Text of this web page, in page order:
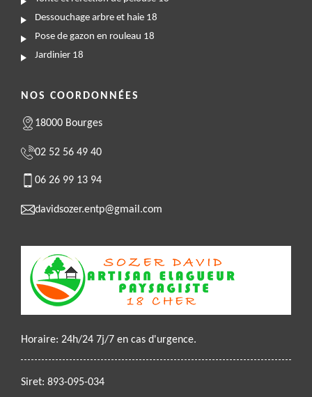
Dessouchage arbre et haie 18
Pose de gazon en rouleau 18
Jardinier 18
NOS COORDONNÉES
18000 Bourges
02 52 56 49 40
06 26 99 13 94
davidsozer.entp@gmail.com
Horaire: 24h/24 7j/7 en cas d'urgence.
Siret: 893-095-034